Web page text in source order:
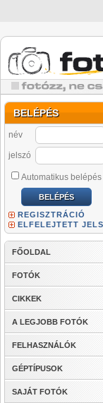
BELÉPÉS
név
jelszó
Automatikus belépés
REGISZTRÁCIÓ
ELFELEJTETT
FŐOLDAL
FOTÓK
CIKKEK
A LEGJOBB FOTÓK
FELHASZNÁLÓK
GÉPTÍPUSOK
SAJÁT FOTÓK